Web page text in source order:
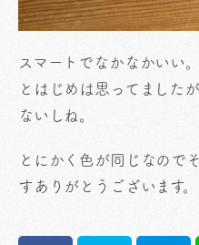
スマートでなかなかいい
とはじめは思ってました
ないしね。
とにかく色が同じなので
すありがとうございます。